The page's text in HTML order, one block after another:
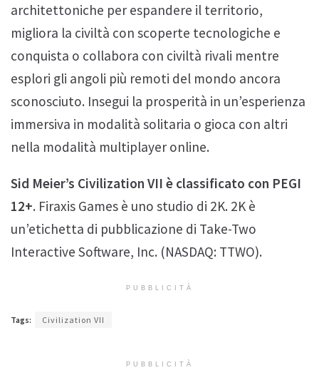
architettoniche per espandere il territorio,
migliora la civiltà con scoperte tecnologiche e
conquista o collabora con civiltà rivali mentre
esplori gli angoli più remoti del mondo ancora
sconosciuto. Insegui la prosperità in un’esperienza
immersiva in modalità solitaria o gioca con altri
nella modalità multiplayer online.
Sid Meier’s Civilization VII è classificato con PEGI
12+. Firaxis Games è uno studio di 2K. 2K è
un’etichetta di pubblicazione di Take-Two
Interactive Software, Inc. (NASDAQ: TTWO).
PUBBLICITÀ
Tags: Civilization VII
PUBBLICITÀ